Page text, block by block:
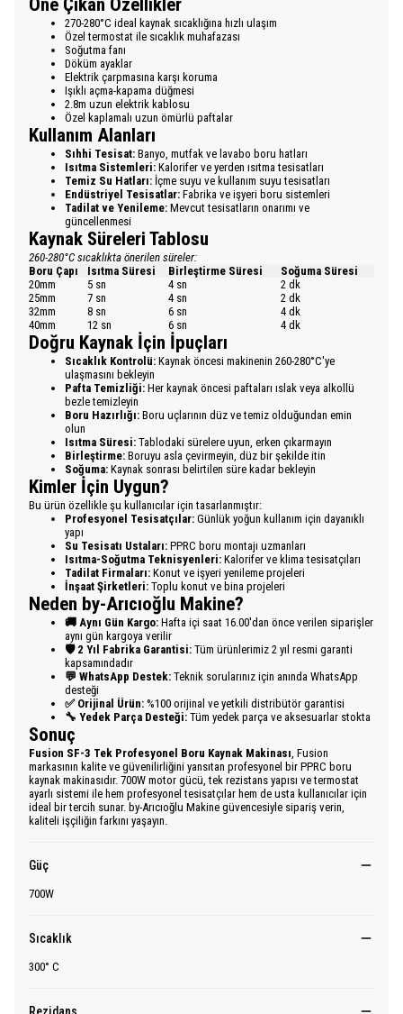
Öne Çıkan Özellikler
270-280°C ideal kaynak sıcaklığına hızlı ulaşım
Özel termostat ile sıcaklık muhafazası
Soğutma fanı
Döküm ayaklar
Elektrik çarpmasına karşı koruma
Işıklı açma-kapama düğmesi
2.8m uzun elektrik kablosu
Özel kaplamalı uzun ömürlü paftalar
Kullanım Alanları
Sıhhi Tesisat: Banyo, mutfak ve lavabo boru hatları
Isıtma Sistemleri: Kalorifer ve yerden ısıtma tesisatları
Temiz Su Hatları: İçme suyu ve kullanım suyu tesisatları
Endüstriyel Tesisatlar: Fabrika ve işyeri boru sistemleri
Tadilat ve Yenileme: Mevcut tesisatların onarımı ve
güncellenmesi
Kaynak Süreleri Tablosu
260-280°C sıcaklıkta önerilen süreler:
Boru Çapı
Isıtma Süresi Birleştirme Süresi
Soğuma Süresi
20mm
5 sn 4 sn
2 dk
25mm
7 sn 4 sn
2 dk
32mm
8 sn 6 sn
4 dk
40mm
12 sn 6 sn 4 dk
Doğru Kaynak İçin İpuçları
Sıcaklık Kontrolü: Kaynak öncesi makinenin 260-280°C'ye
ulaşmasını bekleyin
Pafta Temizliği: Her kaynak öncesi paftaları ıslak veya alkollü
bezle temizleyin
Boru Hazırlığı: Boru uçlarının düz ve temiz olduğundan emin
olun
Isıtma Süresi: Tablodaki sürelere uyun, erken çıkarmayın
Birleştirme: Boruyu asla çevirmeyin, düz bir şekilde itin
Soğuma: Kaynak sonrası belirtilen süre kadar bekleyin
Kimler İçin Uygun?
Bu ürün özellikle şu kullanıcılar için tasarlanmıştır:
Profesyonel Tesisatçılar: Günlük yoğun kullanım için dayanıklı
yapı
Su Tesisatı Ustaları: PPRC boru montajı uzmanları
Isıtma-Soğutma Teknisyenleri: Kalorifer ve klima tesisatçıları
Tadilat Firmaları: Konut ve işyeri yenileme projeleri
İnşaat Şirketleri: Toplu konut ve bina projeleri
Neden by-Arıcıoğlu Makine?
🚚 Aynı Gün Kargo: Hafta içi saat 16.00'dan önce verilen siparişler
aynı gün kargoya verilir
🛡️ 2 Yıl Fabrika Garantisi: Tüm ürünlerimiz 2 yıl resmi garanti
kapsamındadır
💬 WhatsApp Destek: Teknik sorularınız için anında WhatsApp
desteği
✅ Orijinal Ürün: %100 orijinal ve yetkili distribütör garantisi
🔧 Yedek Parça Desteği: Tüm yedek parça ve aksesuarlar stokta
Sonuç
Fusion SF-3 Tek Profesyonel Boru Kaynak Makinası, Fusion
markasının kalite ve güvenilirliğini yansıtan profesyonel bir PPRC boru
kaynak makinasıdır. 700W motor gücü, tek rezistans yapısı ve termostat
ayarlı sistemi ile hem profesyonel tesisatçılar hem de usta kullanıcılar için
ideal bir tercih sunar. by-Arıcıoğlu Makine güvencesiyle sipariş verin,
kaliteli işçiliğin farkını yaşayın.
Güç
700W
Sıcaklık
300° C